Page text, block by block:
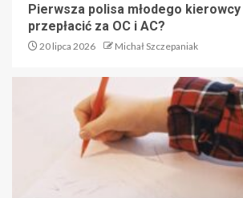
Pierwsza polisa młodego kierowcy
przepłacić za OC i AC?
20 lipca 2026 Michał Szczepaniak